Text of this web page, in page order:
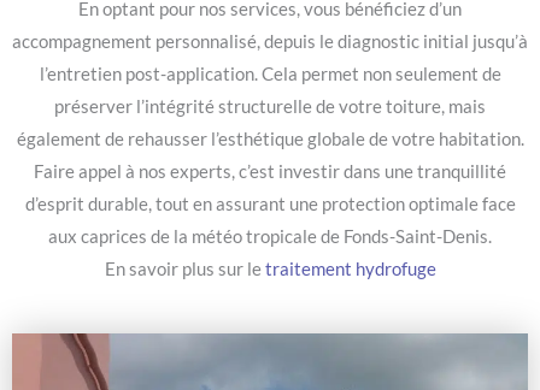
En optant pour nos services, vous bénéficiez d’un
accompagnement personnalisé, depuis le diagnostic initial jusqu’à
l’entretien post-application. Cela permet non seulement de
préserver l’intégrité structurelle de votre toiture, mais
également de rehausser l’esthétique globale de votre habitation.
Faire appel à nos experts, c’est investir dans une tranquillité
d’esprit durable, tout en assurant une protection optimale face
aux caprices de la météo tropicale de Fonds-Saint-Denis.
En savoir plus sur letraitement hydrofuge